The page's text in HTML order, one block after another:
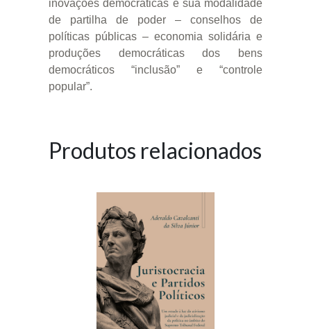
inovações democráticas e sua modalidade
de partilha de poder – conselhos de
políticas públicas – economia solidária e
produções democráticas dos bens
democráticos “inclusão” e “controle
popular”.
Produtos relacionados